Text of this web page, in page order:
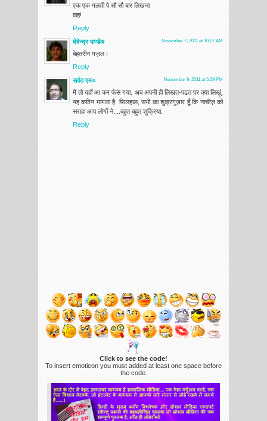
एक एक गलती पे सौ सौ बार लिखना
वाह!
Reply
देवेन्द्र पाण्डेय
November 7, 2011 at 10:27 AM
बेहतरीन गज़ल।
Reply
सर्वत एम०
November 9, 2011 at 5:09 PM
मैं तो यहाँ आ कर फंस गया. अब अपनी ही लिखत-पढत पर क्या लिखूं,
यह कठिन मामला है. फ़िलहाल, सभी का शुक्रगुज़ार हूँ कि नाचीज़ को
सराहा आप लोगों ने....बहुत बहुत शुक्रिया.
Reply
Click to see the code!
To insert emoticon you must added at least one space before
the code.